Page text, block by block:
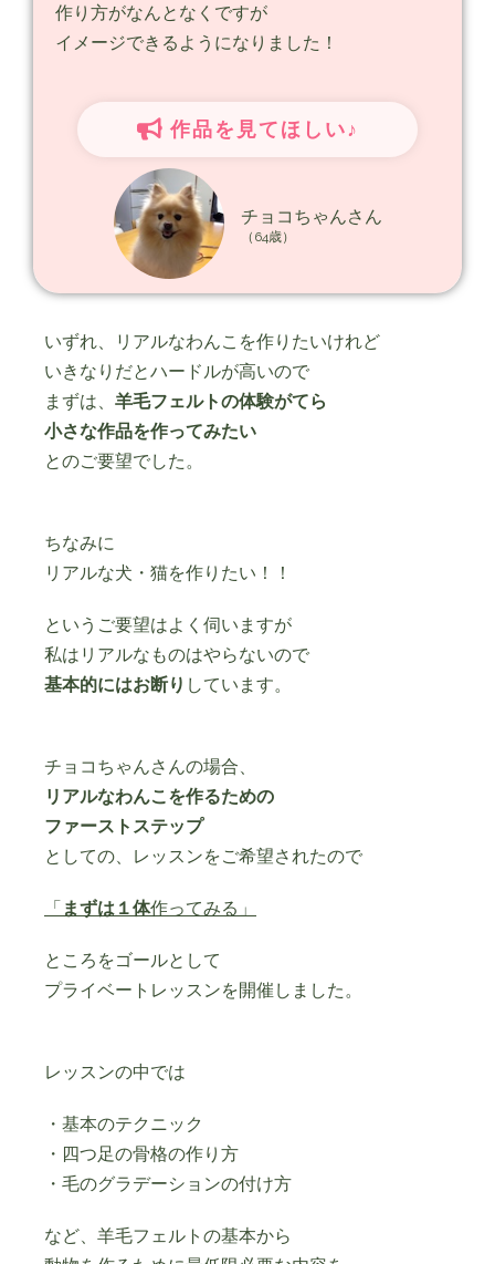
作り方がなんとなくですが
イメージできるようになりました！
作品を見てほしい♪
チョコちゃんさん
（64歳）
いずれ、リアルなわんこを作りたいけれど
いきなりだとハードルが高いので
まずは、 羊毛フェルトの体験がてら
小さな作品を作ってみたい
とのご要望でした。
ちなみに
リアルな犬・猫を作りたい！！
というご要望はよく伺いますが
私はリアルなものはやらないので
基本的にはお断り しています。
チョコちゃんさんの場合、
リアルなわんこを作るための
ファーストステップ
としての、レッスンをご希望されたので
「 まずは１体作ってみる」
ところをゴールとして
プライベートレッスンを開催しました。
レッスンの中では
・基本のテクニック
・四つ足の骨格の作り方
・毛のグラデーションの付け方
など、羊毛フェルトの基本から